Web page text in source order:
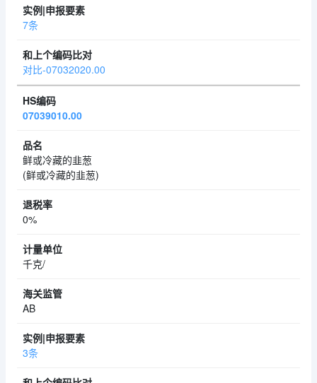
7条
对比-07032020.00
07039010.00
鲜或冷藏的韭葱
(鲜或冷藏的韭葱)
0%
千克/
AB
3条